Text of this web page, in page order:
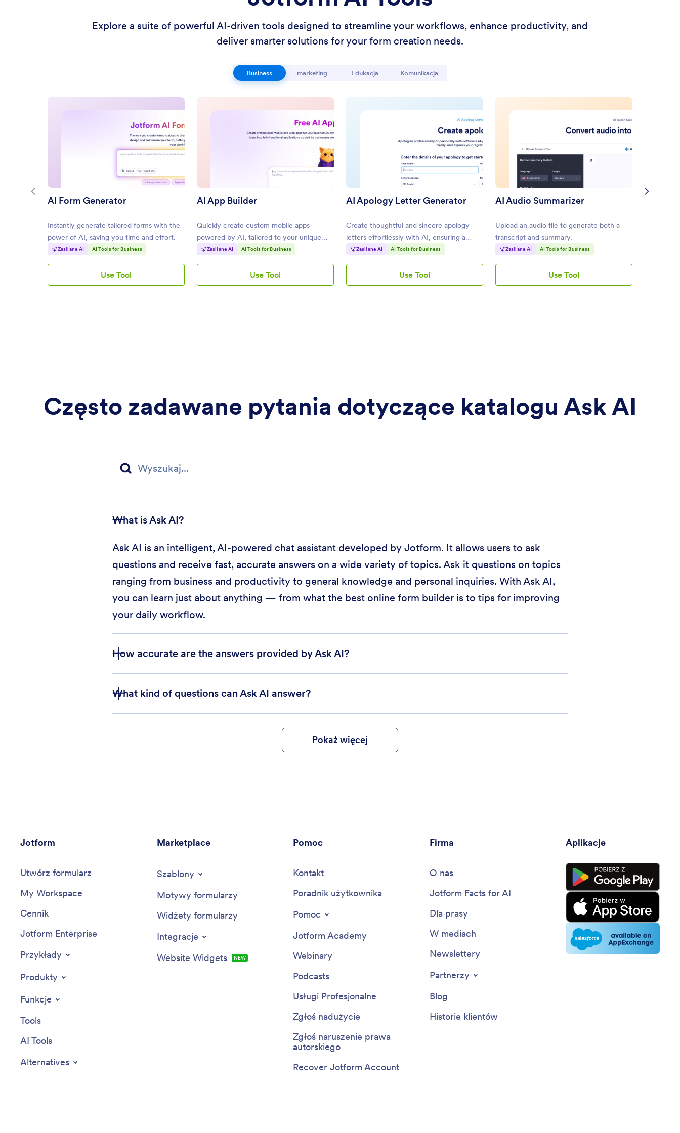
Explore a suite of powerful AI-driven tools designed to streamline your workflows, enhance productivity, and
deliver smarter solutions for your form creation needs.
Business marketing Edukacja Komunikacja
AI Form Generator
Instantly generate tailored forms with the
power of AI, saving you time and effort.
Zasilane AI AI Tools for Business
Use Tool
AI
Form
AI App Builder
Quickly create custom mobile apps
powered by AI, tailored to your unique
needs.
Zasilane AI AI Tools for Business
Use Tool
AI
App
AI Apology Letter Generator
Create thoughtful and sincere apology
letters effortlessly with AI, ensuring a
professional tone.
Zasilane AI AI Tools for Business
Use Tool
AI
Apology
AI Audio Summarizer
Upload an audio file to generate both a
transcript and summary.
Zasilane AI AI Tools for Business
Use Tool
AI
Audio
Często zadawane pytania dotyczące katalogu Ask AI
What is Ask AI?
Ask AI is an intelligent, AI-powered chat assistant developed by Jotform. It allows users to ask
questions and receive fast, accurate answers on a wide variety of topics. Ask it questions on topics
ranging from business and productivity to general knowledge and personal inquiries. With Ask AI,
you can learn just about anything — from what the best online form builder is to tips for improving
your daily workflow.
How accurate are the answers provided by Ask AI?
What kind of questions can Ask AI answer?
Pokaż więcej
Jotform
Utwórz formularz
My Workspace
Cennik
Jotform Enterprise
Przykłady
Produkty
Funkcje
Tools
AI Tools
Alternatives
Marketplace
Szablony
Motywy formularzy
Widżety formularzy
Integracje
Website Widgets
NEW
Pomoc
Kontakt
Poradnik użytkownika
Pomoc
Jotform Academy
Webinary
Podcasts
Usługi Profesjonalne
Zgłoś nadużycie
Zgłoś naruszenie prawa
autorskiego
Recover Jotform Account
Firma
O nas
Jotform Facts for AI
Dla prasy
W mediach
Newslettery
Partnerzy
Blog
Historie klientów
Aplikacje